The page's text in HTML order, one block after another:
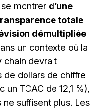
montrer d’une
transparence totale
démultipliée
un contexte où la
chain devrait
de dollars de chiffre
un TCAC de 12,1 %),
suffisent plus. Les